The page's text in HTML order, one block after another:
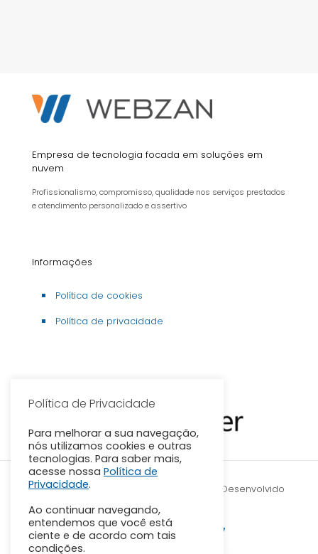
Empresa de tecnologia focada em soluções em
nuvem
Profissionalismo, compromisso, qualidade nos serviços prestados
e atendimento personalizado e assertivo
Informações
Política de cookies
Política de privacidade
© 2026 | Todos os direitos reservados | Desenvolvido
por nós com muito
WhatsApp.:
(27) 3191-2377
Política de Privacidade
Para melhorar a sua navegação,
nós utilizamos cookies e outras
tecnologias. Para saber mais,
acesse nossa Política de
Privacidade.
Ao continuar navegando,
entendemos que você está
ciente e de acordo com tais
condições.